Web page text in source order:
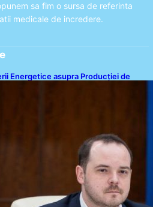
sa fim o sursa de referinta
medicale de incredere.
Energetice asupra Producției de